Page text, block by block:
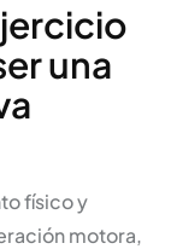
una
físico y
motora,